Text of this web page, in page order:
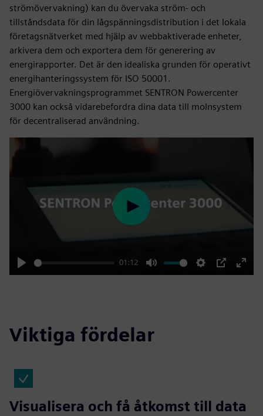
strömövervakning) kan du övervaka ström- och
tillståndsdata för din lågspänningsdistribution i det lokala
företagsnätverket med hjälp av webbaktiverade enheter,
arkivera dem och exportera dem för generering av
energirapporter. Det är den idealiska grunden för operativt
energihanteringssystem för ISO 50001.
Energiövervakningsprogrammet SENTRON Powercenter
3000 kan också vidarebefordra dina data till molnsystem
för decentraliserad användning.
Play
01:12
Mute Settings
PIP
Enter
Play
Viktiga fördelar
Visualisera och få åtkomst till data